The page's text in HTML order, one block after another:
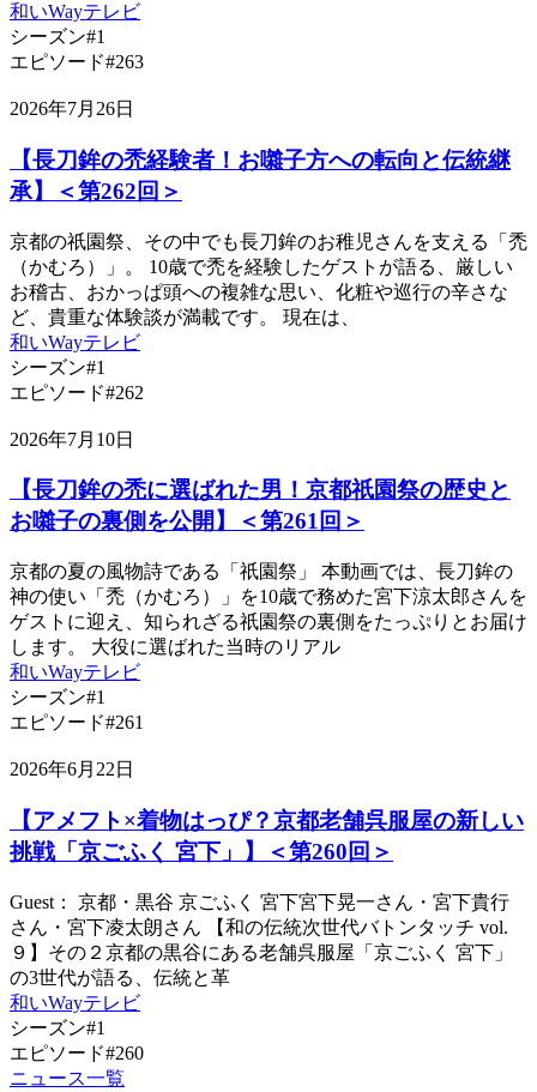
和いWayテレビ
シーズン#1
エピソード#263
2026年7月26日
【長刀鉾の禿経験者！お囃子方への転向と伝統継
承】＜第262回＞
京都の祇園祭、その中でも長刀鉾のお稚児さんを支える「禿
（かむろ）」。 10歳で禿を経験したゲストが語る、厳しい
お稽古、おかっぱ頭への複雑な思い、化粧や巡行の辛さな
ど、貴重な体験談が満載です。 現在は、
和いWayテレビ
シーズン#1
エピソード#262
2026年7月10日
【長刀鉾の禿に選ばれた男！京都祇園祭の歴史と
お囃子の裏側を公開】＜第261回＞
京都の夏の風物詩である「祇園祭」 本動画では、長刀鉾の
神の使い「禿（かむろ）」を10歳で務めた宮下涼太郎さんを
ゲストに迎え、知られざる祇園祭の裏側をたっぷりとお届け
します。 大役に選ばれた当時のリアル
和いWayテレビ
シーズン#1
エピソード#261
2026年6月22日
【アメフト×着物はっぴ？京都老舗呉服屋の新しい
挑戦「京ごふく 宮下」】＜第260回＞
Guest： 京都・黒谷 京ごふく 宮下宮下晃一さん・宮下貴行
さん・宮下凌太朗さん 【和の伝統次世代バトンタッチ vol.
９】その２京都の黒谷にある老舗呉服屋「京ごふく 宮下」
の3世代が語る、伝統と革
和いWayテレビ
シーズン#1
エピソード#260
ニュース一覧